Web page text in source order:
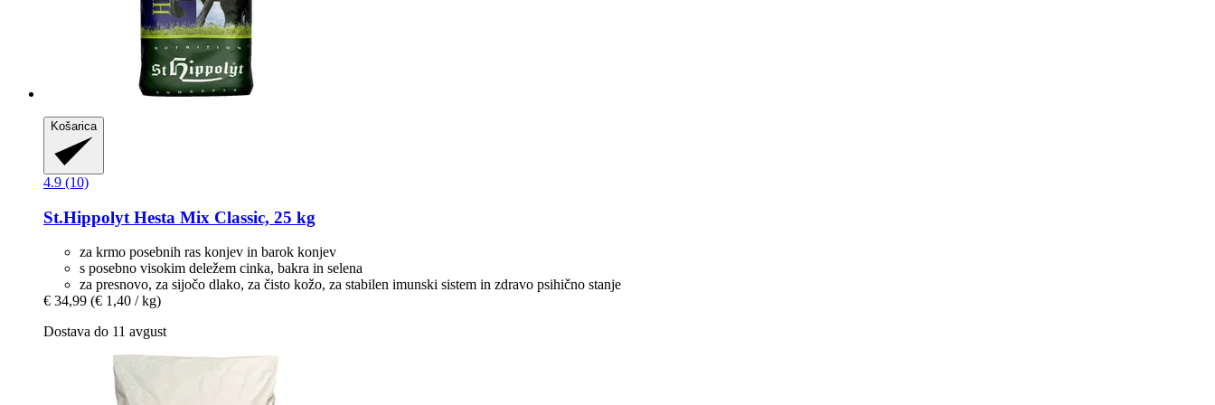
Košarica
4.9 (10)
St.Hippolyt Hesta Mix Classic, 25 kg
za krmo posebnih ras konjev in barok konjev
s posebno visokim deležem cinka, bakra in selena
za presnovo, za sijočo dlako, za čisto kožo, za stabilen imunski sistem in zdravo psihično stanje
€ 34,99 (€ 1,40 / kg)
Dostava do 11 avgust